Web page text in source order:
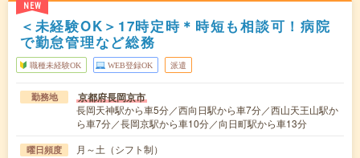
NEW
＜未経験OK＞17時定時＊時短も相談可！病院
で勤怠管理など総務
職種未経験OK WEB登録OK 派遣
勤務地 京都府長岡京市
長岡天神駅から車5分／西向日駅から車7分／西山天王山駅か
ら車7分／長岡京駅から車10分／向日町駅から車13分
曜日頻度 月～土（シフト制）